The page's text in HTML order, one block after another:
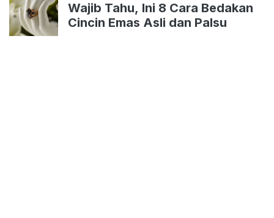
Wajib Tahu, Ini 8 Cara Bedakan
Cincin Emas Asli dan Palsu